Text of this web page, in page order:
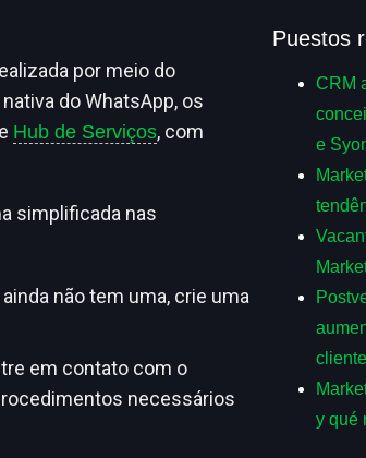
por meio do
do WhatsApp, os
e Hub de Serviços, com
simplificada nas
não tem uma, crie uma
em contato com o
necessários
Puestos
CRM
e
y qué